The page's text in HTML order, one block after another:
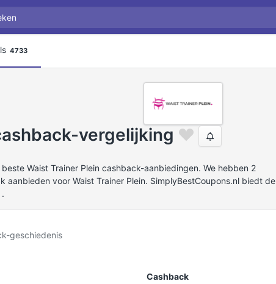
4733
vergelijking
Waist Trainer Plein cashback-aanbiedingen. We hebben 2
voor Waist Trainer Plein. SimplyBestCoupons.nl biedt de
.
geschiedenis
Cashback